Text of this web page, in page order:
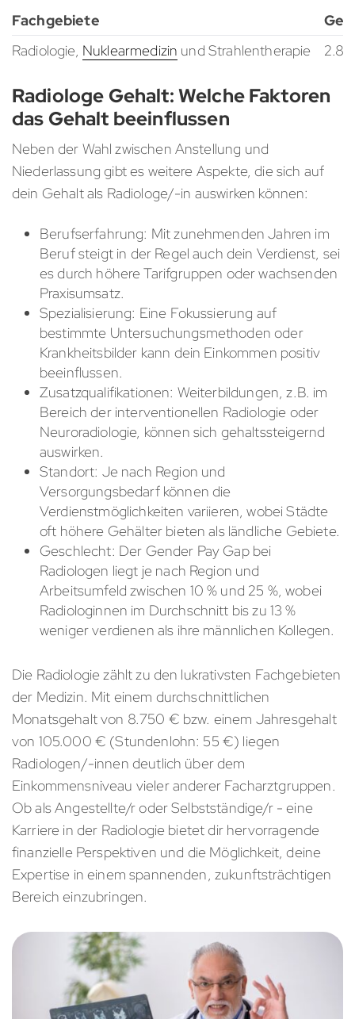
Fachgebiete
Radiologie, Nuklearmedizin und Strahlentherapie
Radiologe Gehalt: Welche Faktoren
das Gehalt beeinflussen
Neben der Wahl zwischen Anstellung und
Niederlassung gibt es weitere Aspekte, die sich auf
dein Gehalt als Radiologe/-in auswirken können:
Berufserfahrung: Mit zunehmenden Jahren im
Beruf steigt in der Regel auch dein Verdienst, sei
es durch höhere Tarifgruppen oder wachsenden
Praxisumsatz.
Spezialisierung: Eine Fokussierung auf
bestimmte Untersuchungsmethoden oder
Krankheitsbilder kann dein Einkommen positiv
beeinflussen.
Zusatzqualifikationen: Weiterbildungen, z.B. im
Bereich der interventionellen Radiologie oder
Neuroradiologie, können sich gehaltssteigernd
auswirken.
Standort: Je nach Region und
Versorgungsbedarf können die
Verdienstmöglichkeiten variieren, wobei Städte
oft höhere Gehälter bieten als ländliche Gebiete.
Geschlecht: Der Gender Pay Gap bei
Radiologen liegt je nach Region und
Arbeitsumfeld zwischen 10 % und 25 %, wobei
Radiologinnen im Durchschnitt bis zu 13 %
weniger verdienen als ihre männlichen Kollegen.
Die Radiologie zählt zu den lukrativsten Fachgebieten
der Medizin. Mit einem durchschnittlichen
Monatsgehalt von 8.750 € bzw. einem Jahresgehalt
von 105.000 € (Stundenlohn: 55 €) liegen
Radiologen/-innen deutlich über dem
Einkommensniveau vieler anderer Facharztgruppen.
Ob als Angestellte/r oder Selbstständige/r - eine
Karriere in der Radiologie bietet dir hervorragende
finanzielle Perspektiven und die Möglichkeit, deine
Expertise in einem spannenden, zukunftsträchtigen
Bereich einzubringen.